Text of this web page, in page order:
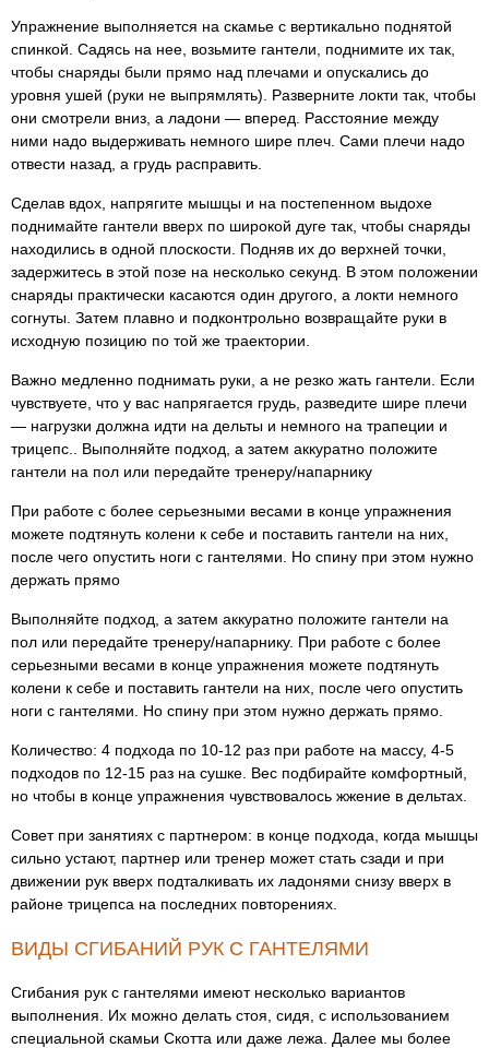
Упражнение выполняется на скамье с вертикально поднятой
спинкой. Садясь на нее, возьмите гантели, поднимите их так,
чтобы снаряды были прямо над плечами и опускались до
уровня ушей (руки не выпрямлять). Разверните локти так, чтобы
они смотрели вниз, а ладони — вперед. Расстояние между
ними надо выдерживать немного шире плеч. Сами плечи надо
отвести назад, а грудь расправить.
Сделав вдох, напрягите мышцы и на постепенном выдохе
поднимайте гантели вверх по широкой дуге так, чтобы снаряды
находились в одной плоскости. Подняв их до верхней точки,
задержитесь в этой позе на несколько секунд. В этом положении
снаряды практически касаются один другого, а локти немного
согнуты. Затем плавно и подконтрольно возвращайте руки в
исходную позицию по той же траектории.
Важно медленно поднимать руки, а не резко жать гантели. Если
чувствуете, что у вас напрягается грудь, разведите шире плечи
— нагрузки должна идти на дельты и немного на трапеции и
трицепс.. Выполняйте подход, а затем аккуратно положите
гантели на пол или передайте тренеру/напарнику
При работе с более серьезными весами в конце упражнения
можете подтянуть колени к себе и поставить гантели на них,
после чего опустить ноги с гантелями. Но спину при этом нужно
держать прямо
Выполняйте подход, а затем аккуратно положите гантели на
пол или передайте тренеру/напарнику. При работе с более
серьезными весами в конце упражнения можете подтянуть
колени к себе и поставить гантели на них, после чего опустить
ноги с гантелями. Но спину при этом нужно держать прямо.
Количество: 4 подхода по 10-12 раз при работе на массу, 4-5
подходов по 12-15 раз на сушке. Вес подбирайте комфортный,
но чтобы в конце упражнения чувствовалось жжение в дельтах.
Совет при занятиях с партнером: в конце подхода, когда мышцы
сильно устают, партнер или тренер может стать сзади и при
движении рук вверх подталкивать их ладонями снизу вверх в
районе трицепса на последних повторениях.
ВИДЫ СГИБАНИЙ РУК С ГАНТЕЛЯМИ
Сгибания рук с гантелями имеют несколько вариантов
выполнения. Их можно делать стоя, сидя, с использованием
специальной скамьи Скотта или даже лежа. Далее мы более